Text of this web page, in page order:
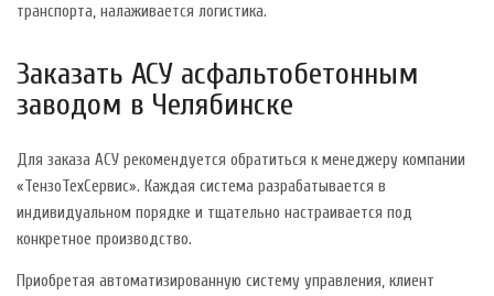
транспорта, налаживается логистика.
Заказать АСУ асфальтобетонным
заводом в Челябинске
Для заказа АСУ рекомендуется обратиться к менеджеру компании
«ТензоТехСервис». Каждая система разрабатывается в
индивидуальном порядке и тщательно настраивается под
конкретное производство.
Приобретая автоматизированную систему управления, клиент